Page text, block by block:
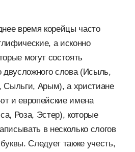
время корейцы часто
а исконно
могут состоять
двусложного слова (Исыль,
Арым), а христиане
и европейские имена
Роза, Эстер), которые
в несколько слогов
Следует также учесть,